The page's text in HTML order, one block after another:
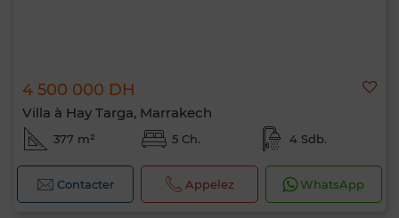
4 500 000 DH
Villa à Hay Targa, Marrakech
377 m² 5 Ch. 4 Sdb.
Contacter Appelez WhatsApp